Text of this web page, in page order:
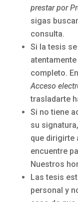
prestar por
sigas
consulta.
Si la tesis
completo.
Acceso
trasladarte
Si no tiene
su
que dirigirte
encuentre
Nuestros
Las tesis
personal y